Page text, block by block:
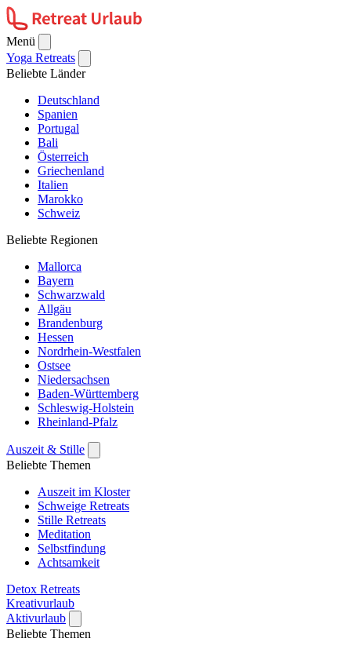
Menü
Yoga Retreats
Beliebte Länder
Deutschland
Spanien
Portugal
Bali
Österreich
Griechenland
Italien
Marokko
Schweiz
Beliebte Regionen
Mallorca
Bayern
Schwarzwald
Allgäu
Brandenburg
Hessen
Nordrhein-Westfalen
Ostsee
Niedersachsen
Baden-Württemberg
Schleswig-Holstein
Rheinland-Pfalz
Auszeit & Stille
Beliebte Themen
Auszeit im Kloster
Schweige Retreats
Stille Retreats
Meditation
Selbstfindung
Achtsamkeit
Detox Retreats
Kreativurlaub
Aktivurlaub
Beliebte Themen